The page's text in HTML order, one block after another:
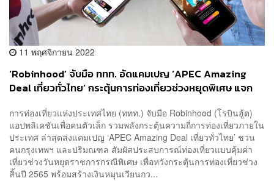
11 พฤศจิกายน 2022
‘Robinhood’ จับมือ ททท. อัดแคมเปญ ‘APEC Amazing
Deal เที่ยวทั่วไทย’ กระตุ้นการท่องเที่ยวช่วงหยุดพิเศษ แจก
การท่องเที่ยวแห่งประเทศไทย (ททท.) จับมือ Robinhood (โรบินฮู้ด)
แอปพลิเคชันเพื่อคนตัวเล็ก รวมพลังกระตุ้นความถี่การท่องเที่ยวภายใน
ประเทศ ล่าสุดส่งแคมเปญ ‘APEC Amazing Deal เที่ยวทั่วไทย’ ชวน
คนกรุงเทพฯ และปริมณฑล สัมผัสประสบการณ์ท่องเที่ยวแบบคุ้มค่า
เที่ยวช่วงวันหยุดราชการกรณีพิเศษ เพื่อหวังกระตุ้นการท่องเที่ยวช่วง
สิ้นปี 2565 พร้อมสร้างเงินหมุนเวียนกว...